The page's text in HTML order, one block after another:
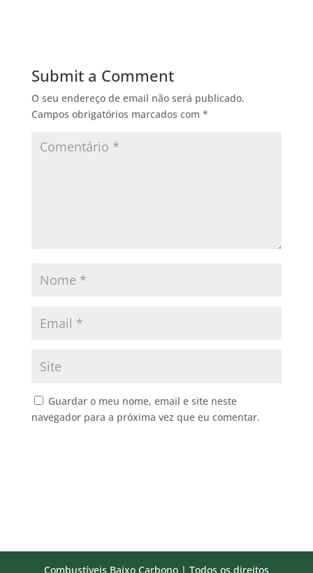
o
k
dI
n
Submit a Comment
O seu endereço de email não será publicado.
Campos obrigatórios marcados com *
Guardar o meu nome, email e site neste
navegador para a próxima vez que eu comentar.
Combustíveis Baixo Carbono | Todos os direitos